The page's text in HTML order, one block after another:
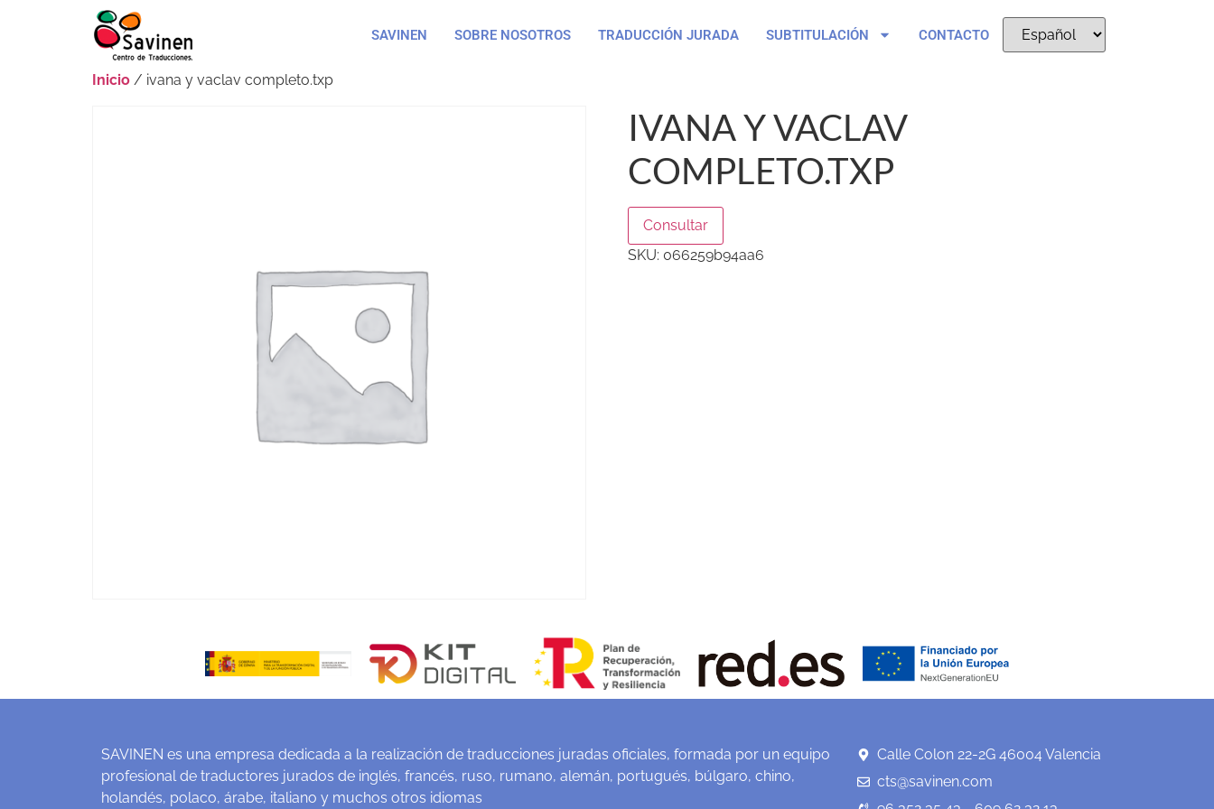
SAVINEN SOBRE NOSOTROS TRADUCCIÓN JURADA SUBTITULACIÓN CONTACTO
Inicio / ivana y vaclav completo.txp
IVANA Y VACLAV
COMPLETO.TXP
Consultar
SKU: 066259b94aa6
SAVINEN es una empresa dedicada a la realización de traducciones juradas oficiales, formada por un equipo
profesional de traductores jurados de inglés, francés, ruso, rumano, alemán, portugués, búlgaro, chino,
holandés, polaco, árabe, italiano y muchos otros idiomas
Calle Colon 22-2G 46004 Valencia
cts@savinen.com